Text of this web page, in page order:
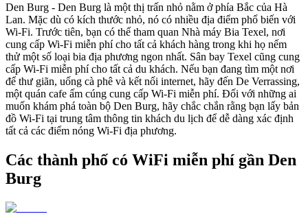
Den Burg - Den Burg là một thị trấn nhỏ nằm ở phía Bắc của Hà
Lan. Mặc dù có kích thước nhỏ, nó có nhiều địa điểm phổ biến với
Wi-Fi. Trước tiên, bạn có thể tham quan Nhà máy Bia Texel, nơi
cung cấp Wi-Fi miễn phí cho tất cả khách hàng trong khi họ nếm
thử một số loại bia địa phương ngon nhất. Sân bay Texel cũng cung
cấp Wi-Fi miễn phí cho tất cả du khách. Nếu bạn đang tìm một nơi
để thư giãn, uống cà phê và kết nối internet, hãy đến De Verrassing,
một quán cafe ấm cúng cung cấp Wi-Fi miễn phí. Đối với những ai
muốn khám phá toàn bộ Den Burg, hãy chắc chắn rằng bạn lấy bản
đồ Wi-Fi tại trung tâm thông tin khách du lịch để dễ dàng xác định
tất cả các điểm nóng Wi-Fi địa phương.
Các thành phố có WiFi miễn phí gần Den
Burg